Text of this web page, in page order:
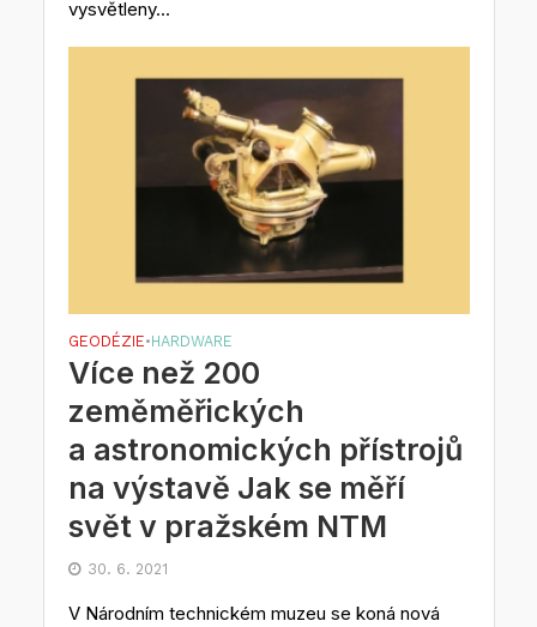
vysvětleny...
GEODÉZIE•HARDWARE
Více než 200
zeměměřických
a astronomických přístrojů
na výstavě Jak se měří
svět v pražském NTM
30. 6. 2021
V Národním technickém muzeu se koná nová